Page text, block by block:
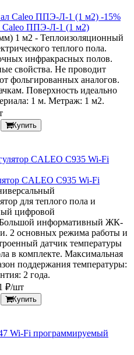
-15%
Caleo ППЭ-Л-1 (1 м2)
1 м2 - Теплоизоляционный
теплого пола.
инфракрасных полов.
свойства. Не проводит
фольгированных аналогов.
Поверхность идеально
1 м. Метраж: 1 м2.
Купить
CALEO С935 Wi-Fi
для теплого пола и
цифровой
Большой информативный ЖК-
2 основных режима работы и
датчик температуры
в комплекте. Максимальная
поддержания температуры:
2 года.
₽/шт
Купить